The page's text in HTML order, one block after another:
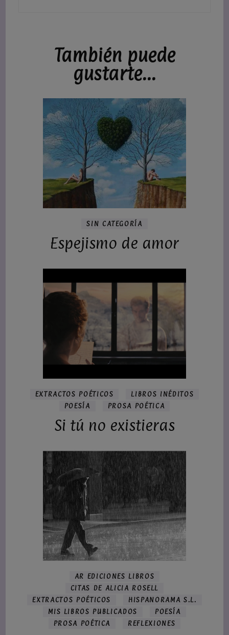
También puede
gustarte...
SIN CATEGORÍA
Espejismo de amor
EXTRACTOS POÉTICOS
LIBROS INÉDITOS
POESÍA
PROSA POÉTICA
Si tú no existieras
AR EDICIONES LIBROS
CITAS DE ALICIA ROSELL
EXTRACTOS POÉTICOS
HISPANORAMA S.L.
MIS LIBROS PUBLICADOS
POESÍA
PROSA POÉTICA
REFLEXIONES